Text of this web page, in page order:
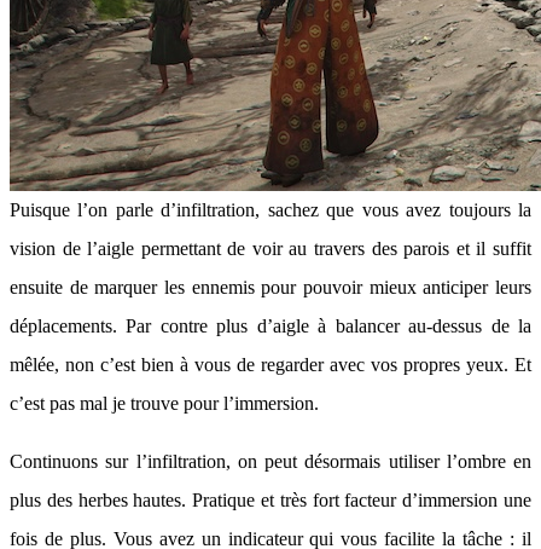
Puisque l’on parle d’infiltration, sachez que vous avez toujours la
vision de l’aigle permettant de voir au travers des parois et il suffit
ensuite de marquer les ennemis pour pouvoir mieux anticiper leurs
déplacements. Par contre plus d’aigle à balancer au-dessus de la
mêlée, non c’est bien à vous de regarder avec vos propres yeux. Et
c’est pas mal je trouve pour l’immersion.
Continuons sur l’infiltration, on peut désormais utiliser l’ombre en
plus des herbes hautes. Pratique et très fort facteur d’immersion une
fois de plus. Vous avez un indicateur qui vous facilite la tâche : il